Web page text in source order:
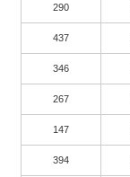
290
437
346
267
147
394